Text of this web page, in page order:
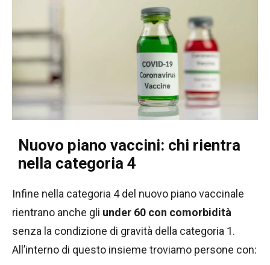
Nuovo piano vaccini: chi rientra
nella categoria 4
Infine nella categoria 4 del nuovo piano vaccinale
rientrano anche gli under 60 con comorbidità
senza la condizione di gravità della categoria 1.
All’interno di questo insieme troviamo persone con: